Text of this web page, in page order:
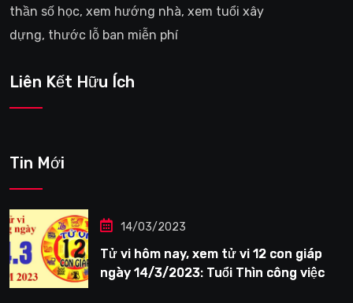
thần số học, xem hướng nhà, xem tuổi xây
dựng, thước lỗ ban miễn phí
Liên Kết Hữu Ích
Tin Mới
14/03/2023
Tử vi hôm nay, xem tử vi 12 con giáp
ngày 14/3/2023: Tuổi Thìn công việc